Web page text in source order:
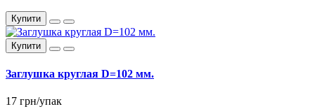
Купити
Купити
Заглушка круглая D=102 мм.
17 грн/упак